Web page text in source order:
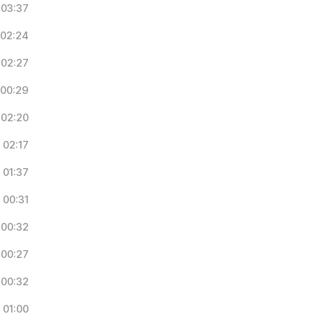
03:37
02:24
02:27
00:29
02:20
02:17
01:37
00:31
00:32
00:27
00:32
01:00